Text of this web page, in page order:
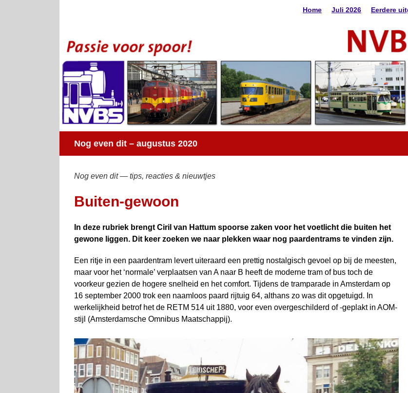
Home Juli 2026 Eerdere
Nog even dit – augustus 2020
Nog even dit — tips, reacties & nieuwtjes
Buiten-gewoon
In deze rubriek brengt Ciril van Hattum spoorse zaken voor het voetlicht die buiten het
gewone liggen. Dit keer zoeken we naar plekken waar nog paardentrams te vinden zijn.
Een ritje in een paardentram levert uiteraard een prettig nostalgisch gevoel op bij de meesten,
maar voor het ‘normale’ verplaatsen van A naar B heeft de moderne tram of bus toch de
voorkeur gezien de hogere snelheid en het comfort. Tijdens de tramparade in Amsterdam op
16 september 2000 trok een naamloos paard rijtuig 64, althans zo was dit opgetuigd. In
werkelijkheid betrof het de RETM 514 uit 1880, voor even overgeschilderd of -geplakt in AOM-
stijl (Amsterdamsche Omnibus Maatschappij).